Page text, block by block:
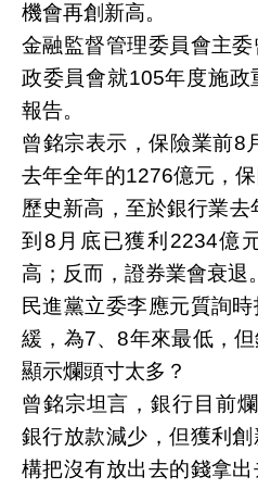
機會再創新高。
金融監督管理委員會主
政委員會就105年度施
報告。
曾銘宗表示，保險業前8
去年全年的1276億元，
歷史新高，至於銀行業
到8月底已獲利2234億
高；反而，證券業會衰退。
民進黨立委李應元質詢
緩，為7、8年來最低，
顯示爛頭寸太多？
曾銘宗坦言，銀行目前
銀行放款減少，但獲利
構把沒有放出去的錢拿